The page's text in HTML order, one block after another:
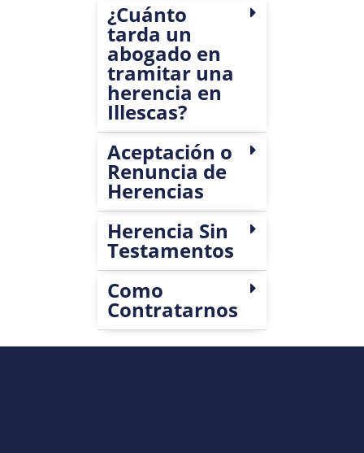
¿Cuánto
tarda un
abogado en
tramitar una
herencia en
Illescas?
Aceptación o
Renuncia de
Herencias
Herencia Sin
Testamentos
Como
Contratarnos